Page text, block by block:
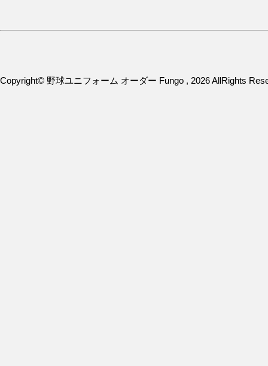
Copyright© 野球ユニフォーム オーダー Fungo , 2026 AllRights